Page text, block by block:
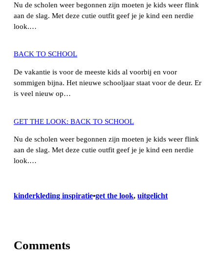
Nu de scholen weer begonnen zijn moeten je kids weer flink
aan de slag. Met deze cutie outfit geef je je kind een nerdie
look.…
BACK TO SCHOOL
De vakantie is voor de meeste kids al voorbij en voor
sommigen bijna. Het nieuwe schooljaar staat voor de deur. Er
is veel nieuw op…
GET THE LOOK: BACK TO SCHOOL
Nu de scholen weer begonnen zijn moeten je kids weer flink
aan de slag. Met deze cutie outfit geef je je kind een nerdie
look.…
kinderkleding inspiratie•get the look, uitgelicht
Comments